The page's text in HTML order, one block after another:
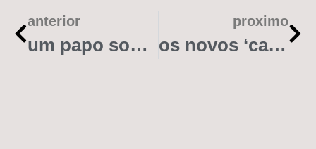
anterior
um papo sobre karim aïnouz e cinema brasileiro com don l
proximo
os novos ‘caminhos selvagens’ de catto